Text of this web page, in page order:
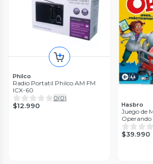
Philco
Radio Portatil Philco AM FM
ICX-60
0(0)
$12.990 Hasbro
Juego de
Operando
$39.990